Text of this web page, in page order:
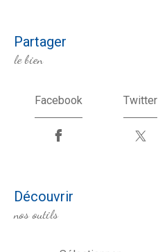
partager
le bien
Facebook Twitter
découvrir
nos outils